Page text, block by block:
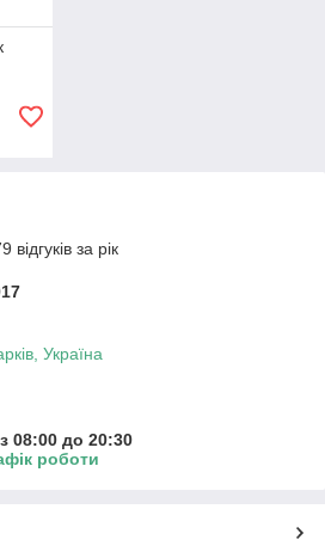
за рік
Україна
08:00 до 20:30
роботи